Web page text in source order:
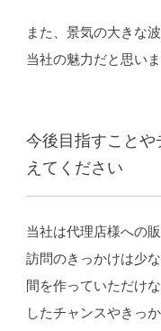
また、景気の大きな
当社の魅力だと思いま
今後目指すことや
えてください
当社は代理店様への
訪問のきっかけは少
間を作っていただけ
したチャンスやきっ